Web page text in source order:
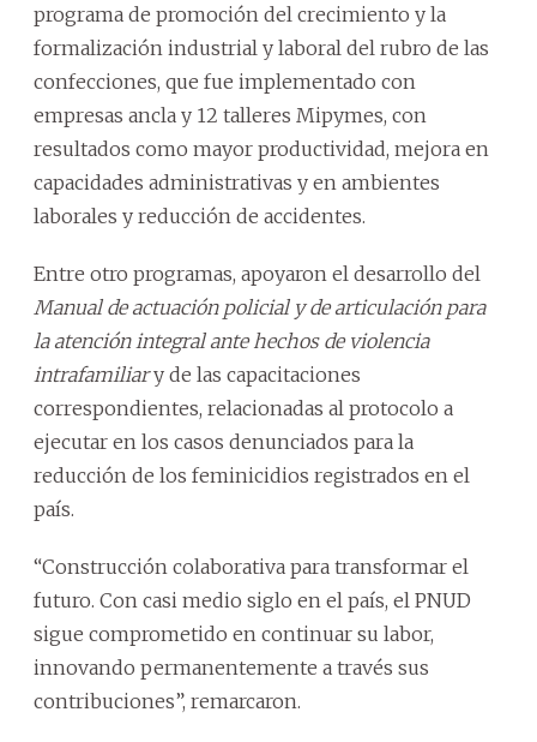
programa de promoción del crecimiento y la
formalización industrial y laboral del rubro de las
confecciones, que fue implementado con
empresas ancla y 12 talleres Mipymes, con
resultados como mayor productividad, mejora en
capacidades administrativas y en ambientes
laborales y reducción de accidentes.
Entre otro programas, apoyaron el desarrollo del
Manual de actuación policial y de articulación para
la atención integral ante hechos de violencia
intrafamiliary de las capacitaciones
correspondientes, relacionadas al protocolo a
ejecutar en los casos denunciados para la
reducción de los feminicidios registrados en el
país.
“Construcción colaborativa para transformar el
futuro. Con casi medio siglo en el país, el PNUD
sigue comprometido en continuar su labor,
innovando permanentemente a través sus
contribuciones”, remarcaron.